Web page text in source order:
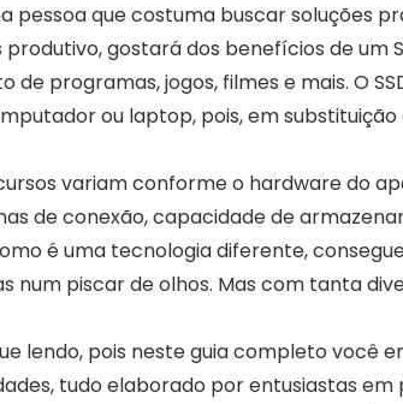
pessoa que costuma buscar soluções
gostará dos benefícios de um
de programas, jogos, filmes e mais. O
ou laptop, pois, em
variam conforme o hardware do
de conexão, capacidade de
é uma tecnologia diferente,
num piscar de olhos. Mas com tanta
lendo, pois neste guia completo você
tudo elaborado por entusiastas